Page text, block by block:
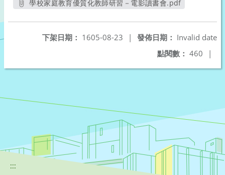
學校家庭教育優質化教師研習－電影讀書會.pdf
發佈日期： Invalid date
下架日期： 1605-08-23
|
點閱數： 460 |
:::